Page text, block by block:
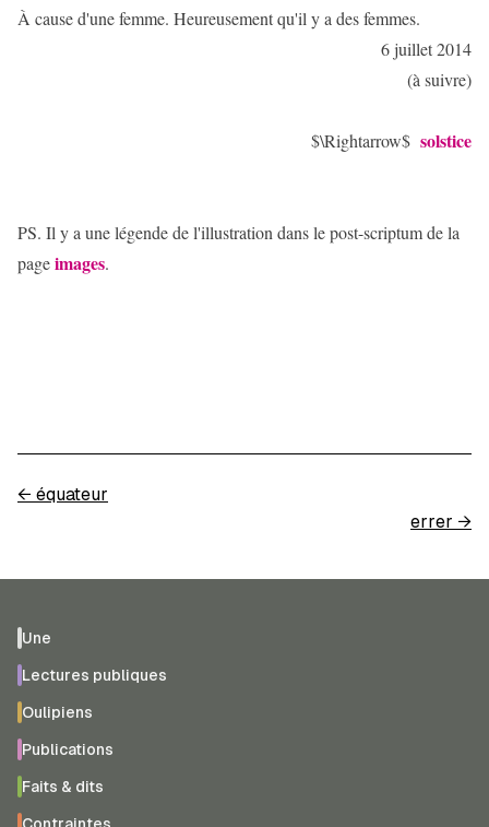
À cause d'une femme. Heureusement qu'il y a des femmes.
6 juillet 2014
(à suivre)
$\Rightarrow$ solstice
PS. Il y a une légende de l'illustration dans le post-scriptum de la
pageimages.
← équateur
errer →
Une
Lectures publiques
Oulipiens
Publications
Faits & dits
Contraintes